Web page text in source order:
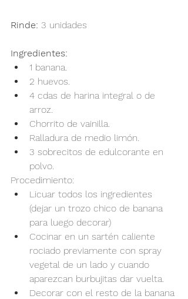
Rinde: 3 unidades
Ingredientes:
1 banana.
2 huevos.
4 cdas de harina integral o de
arroz.
Chorrito de vainilla.
Ralladura de medio limón.
3 sobrecitos de edulcorante en
polvo.
Procedimiento:
Licuar todos los ingredientes
(dejar un trozo chico de banana
para luego decorar)
Cocinar en un sartén caliente
rociado previamente con spray
vegetal de un lado y cuando
aparezcan burbujitas dar vuelta.
Decorar con el resto de la banana